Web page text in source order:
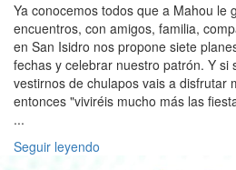
Ya conocemos todos que a Mahou le
encuentros, con amigos, familia,
en San Isidro nos propone siete
fechas y celebrar nuestro patrón. Y si
vestirnos de chulapos vais a disfrutar
entonces "viviréis mucho más las
...
Seguir leyendo